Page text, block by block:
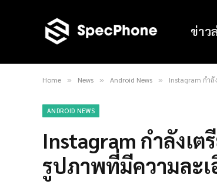
ข่าว
Home » News » Android News » Instagram กำ
ANDROID NEWS
Instagram กำลังเ
รูปภาพที่มีความละเ